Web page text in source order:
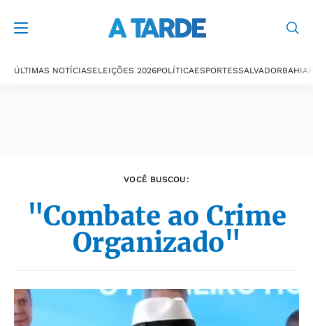
ÚLTIMAS NOTÍCIASELEIÇÕES 2026POLÍTICAESPORTESSALVADORBAHIA
VOCÊ BUSCOU:
"Combate ao Crime
Organizado"